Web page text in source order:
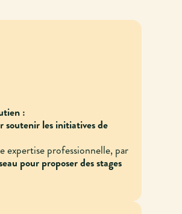
:
soutenir les initiatives de
expertise professionnelle, par
pour proposer des stages